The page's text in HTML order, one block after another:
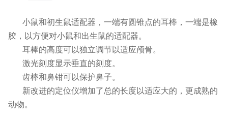
小鼠和初生鼠适配器，一端有圆锥点的耳棒，一端是橡
胶，以方便对小鼠和出生鼠的适配器。
耳棒的高度可以独立调节以适应颅骨。
激光刻度显示垂直的刻度。
齿棒和鼻钳可以保护鼻子。
新改进的定位仪增加了总的长度以适应大的，更成熟的
动物。